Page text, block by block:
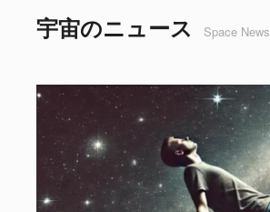
宇宙のニュース Space News